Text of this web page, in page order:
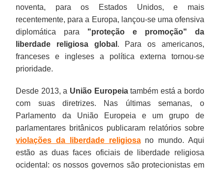
noventa, para os Estados Unidos, e mais
recentemente, para a Europa, lançou-se uma ofensiva
diplomática para "proteção e promoção" da
liberdade religiosa global . Para os americanos,
franceses e ingleses a política externa tornou-se
prioridade.
Desde 2013, a União Europeiatambém está a bordo
com suas diretrizes. Nas últimas semanas, o
Parlamento da União Europeia e um grupo de
parlamentares britânicos publicaram relatórios sobre
violações da liberdade religiosano mundo. Aqui
estão as duas faces oficiais de liberdade religiosa
ocidental: os nossos governos são protecionistas em